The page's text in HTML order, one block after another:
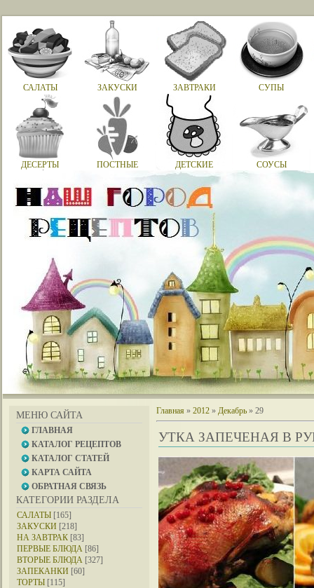
САЛАТЫ ЗАКУСКИ ЗАВТРАКИ СУПЫ
ДЕСЕРТЫ ПОСТНЫЕ ДЕТСКИЕ СОУСЫ
МЕНЮ САЙТА
ГЛАВНАЯ
КАТАЛОГ РЕЦЕПТОВ
КАТАЛОГ СТАТЕЙ
КАРТА САЙТА
ОБРАТНАЯ СВЯЗЬ
КАТЕГОРИИ РАЗДЕЛА
САЛАТЫ [165]
ЗАКУСКИ [218]
НА ЗАВТРАК [83]
ПЕРВЫЕ БЛЮДА [86]
ВТОРЫЕ БЛЮДА [327]
ЗАПЕКАНКИ [60]
ТОРТЫ [115]
Главная » 2012 » Декабрь » 29
УТКА ЗАПЕЧЕНАЯ В